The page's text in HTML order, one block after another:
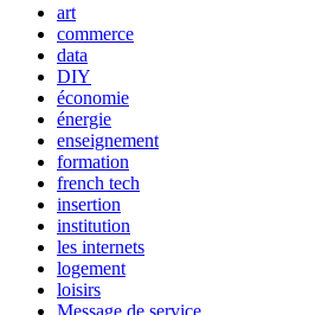
art
commerce
data
DIY
économie
énergie
enseignement
formation
french tech
insertion
institution
les internets
logement
loisirs
Message de service